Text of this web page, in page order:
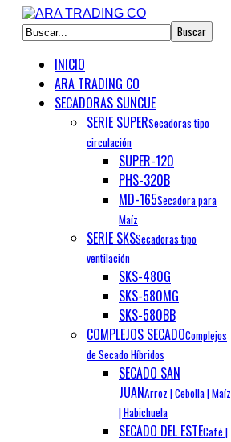
INICIO
ARA TRADING CO
SECADORAS SUNCUE
SERIE SUPERSecadoras tipo
circulación
SUPER-120
PHS-320B
MD-165Secadora para
Maíz
SERIE SKSSecadoras tipo
ventilación
SKS-480G
SKS-580MG
SKS-580BB
COMPLEJOS SECADOComplejos
de Secado Híbridos
SECADO SAN
JUANArroz | Cebolla | Maíz
| Habichuela
SECADO DEL ESTECafé |